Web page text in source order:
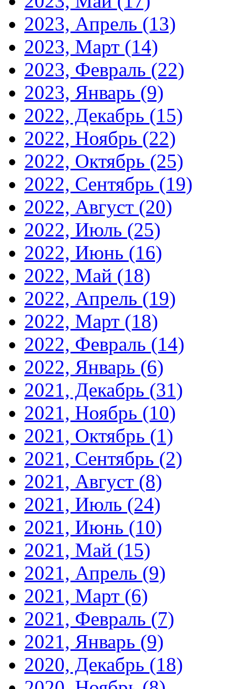
2023, Апрель (13)
2023, Март (14)
2023, Февраль (22)
2023, Январь (9)
2022, Декабрь (15)
2022, Ноябрь (22)
2022, Октябрь (25)
2022, Сентябрь (19)
2022, Август (20)
2022, Июль (25)
2022, Июнь (16)
2022, Май (18)
2022, Апрель (19)
2022, Март (18)
2022, Февраль (14)
2022, Январь (6)
2021, Декабрь (31)
2021, Ноябрь (10)
2021, Октябрь (1)
2021, Сентябрь (2)
2021, Август (8)
2021, Июль (24)
2021, Июнь (10)
2021, Май (15)
2021, Апрель (9)
2021, Март (6)
2021, Февраль (7)
2021, Январь (9)
2020, Декабрь (18)